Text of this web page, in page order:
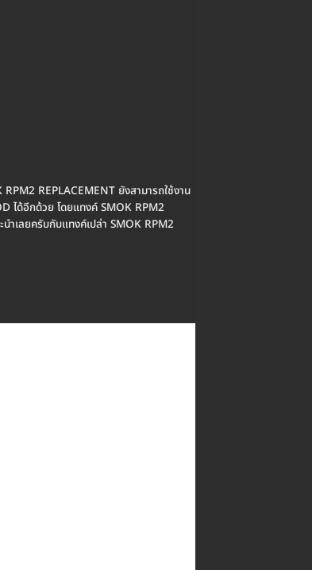
REPLACEMENT ยังสามารถใช้งาน
ได้อีกด้วย โดยแทงค์ SMOK RPM2
ำเลยครับกับแทงค์เปล่า SMOK RPM2